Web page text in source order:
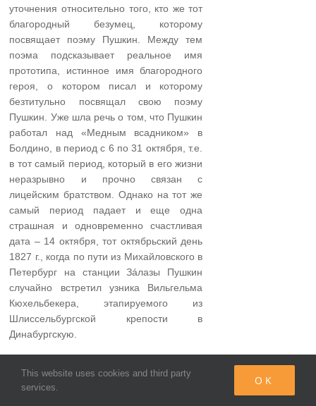
уточнения относительно того, кто же тот
благородный безумец, которому
посвящает поэму Пушкин. Между тем
поэма подсказывает реальное имя
прототипа, истинное имя благородного
героя, о котором писал и которому
безтитульно посвящал свою поэму
Пушкин. Уже шла речь о том, что Пушкин
работал над «Медным всадником» в
Болдино, в период с 6 по 31 октября, т.е.
в тот самый период, который в его жизни
неразрывно и прочно связан с
лицейским братством. Однако на тот же
самый период падает и еще одна
страшная и одновременно счастливая
дата – 14 октября, тот октябрьский день
1827 г., когда по пути из Михайловского в
Петербург на станции Зáлазы Пушкин
случайно встретил узника Вильгельма
Кюхельбекера, этапируемого из
Шлиссельбургской крепости в
Динабургскую.
лицеистов в анаграмматическое письмо,
This website uses cookies and third party
services.
OK